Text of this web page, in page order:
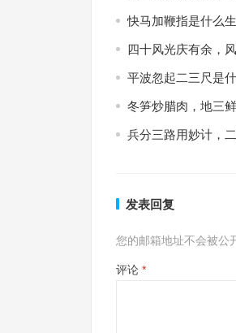
快马加鞭指是什么
四十风光庆有余，
平波忽起二三尺是
冬笋炒腊肉，地三
兵分三路用妙计，
发表回复
您的邮箱地址不会被公
评论 *